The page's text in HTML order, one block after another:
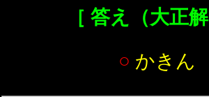
［ 答え（大正解
○ かきん